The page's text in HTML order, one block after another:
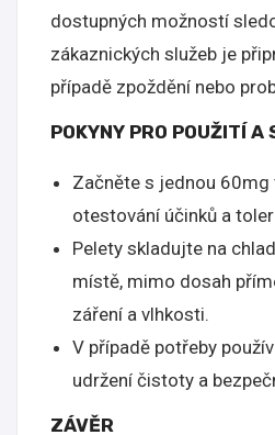
dostupných možností
zákaznických služeb je
případě zpoždění nebo
POKYNY PRO POUŽITÍ A
Začněte s jednou 60mg
otestování účinků a
Pelety skladujte na
místě, mimo dosah
záření a vlhkosti.
V případě potřeby
udržení čistoty a
ZÁVĚR